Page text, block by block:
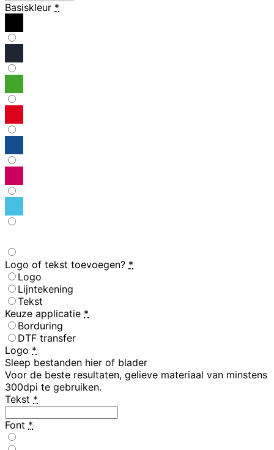
Basiskleur *
Logo of tekst toevoegen? *
Logo
Lijntekening
Tekst
Keuze applicatie *
Borduring
DTF transfer
Logo *
Sleep bestanden hier of blader
Voor de beste resultaten, gelieve materiaal van minstens
300dpi te gebruiken.
Tekst *
Font *